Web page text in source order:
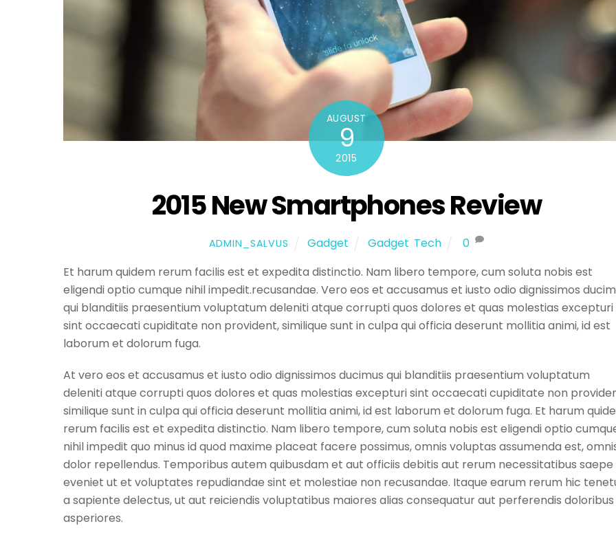
AUGUST
9
2015
2015 New Smartphones Review
ADMIN_SALVUS Gadget Gadget Tech
0
Et harum quidem rerum facilis est et expedita distinctio. Nam libero tempore, cum soluta nobis est
eligendi optio cumque nihil impedit.recusandae. Vero eos et accusamus et iusto odio dignissimos
qui blanditiis praesentium voluptatum deleniti atque corrupti quos dolores et quas molestias excepturi
sint occaecati cupiditate non provident, similique sunt in culpa qui officia deserunt mollitia animi, id est
laborum et dolorum fuga.
At vero eos et accusamus et iusto odio dignissimos ducimus qui blanditiis praesentium voluptatum
deleniti atque corrupti quos dolores et quas molestias excepturi sint occaecati cupiditate non
similique sunt in culpa qui officia deserunt mollitia animi, id est laborum et dolorum fuga. Et harum
rerum facilis est et expedita distinctio. Nam libero tempore, cum soluta nobis est eligendi optio
nihil impedit quo minus id quod maxime placeat facere possimus, omnis voluptas assumenda est,
dolor repellendus. Temporibus autem quibusdam et aut officiis debitis aut rerum necessitatibus saepe
eveniet ut et voluptates repudiandae sint et molestiae non recusandae. Itaque earum rerum hic
a sapiente delectus, ut aut reiciendis voluptatibus maiores alias consequatur aut perferendis doloribus
asperiores.